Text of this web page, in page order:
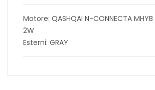
Motore: QASHQAI N-CONNECTA
2W
Esterni: GRAY